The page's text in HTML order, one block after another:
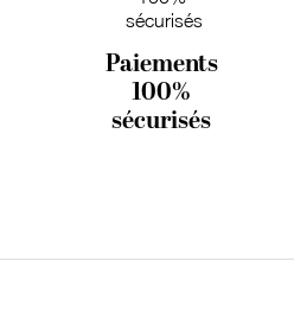
Paiements
100%
sécurisés